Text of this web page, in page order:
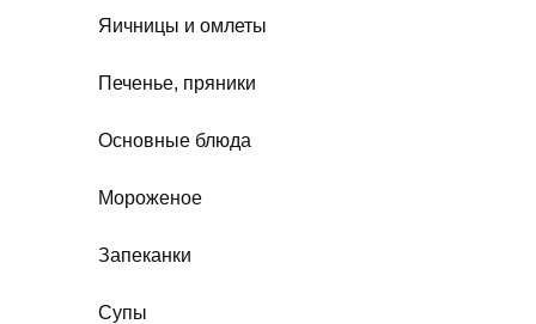
Яичницы и омлеты
Печенье, пряники
Основные блюда
Мороженое
Запеканки
Супы